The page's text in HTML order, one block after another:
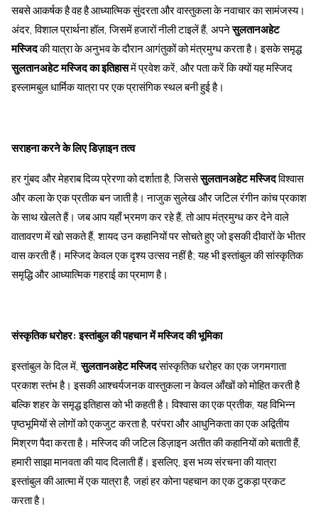
सबसे आकर्षक है वह है आध्यात्मिक सुंदरता और वास्तुकला के नवाचार का सामंजस्य।
अंदर, विशाल प्रार्थना हॉल, जिसमें हजारों नीली टाइलें हैं, अपनेसुलतानअहेट
मस्जिदकी यात्रा के अनुभव के दौरान आगंतुकों को मंत्रमुग्ध करता है। इसके समृद्ध
सुलतानअहेट मस्जिद का इतिहासमें प्रवेश करें, और पता करें कि क्यों यह मस्जिद
इस्लामबुल धार्मिक यात्रा पर एक प्रासंगिक स्थल बनी हुई है।
सराहना करने के लिए डिज़ाइन तत्व
हर गुंबद और मेहराब दिव्य प्रेरणा को दर्शाता है, जिससेसुलतानअहेट मस्जिदविश्वास
और कला के एक प्रतीक बन जाती है। नाजुक सुलेख और जटिल रंगीन कांच प्रकाश
के साथ खेलते हैं। जब आप यहाँ भ्रमण कर रहे हैं, तो आप मंत्रमुग्ध कर देने वाले
वातावरण में खो सकते हैं, शायद उन कहानियों पर सोचते हुए जो इसकी दीवारों के भीतर
वास करती हैं। मस्जिद केवल एक दृश्य उत्सव नहीं है; यह भी इस्तांबुल की सांस्कृतिक
समृद्धि और आध्यात्मिक गहराई का प्रमाण है।
संस्कृतिक धरोहर: इस्तांबुल की पहचान में मस्जिद की भूमिका
इस्तांबुल के दिल में,सुलतानअहेट मस्जिदसांस्कृतिक धरोहर का एक जगमगाता
प्रकाश स्तंभ है। इसकी आश्चर्यजनक वास्तुकला न केवल आँखों को मोहित करती है
बल्कि शहर के समृद्ध इतिहास को भी कहती है। विश्वास का एक प्रतीक, यह विभिन्न
पृष्ठभूमियों से लोगों को एकजुट करता है, परंपरा और आधुनिकता का एक अद्वितीय
मिश्रण पैदा करता है। मस्जिद की जटिल डिज़ाइन अतीत की कहानियों को बताती हैं,
हमारी साझा मानवता की याद दिलाती हैं। इसलिए, इस भव्य संरचना की यात्रा
इस्तांबुल की आत्मा में एक यात्रा है, जहां हर कोना पहचान का एक टुकड़ा प्रकट
करता है।